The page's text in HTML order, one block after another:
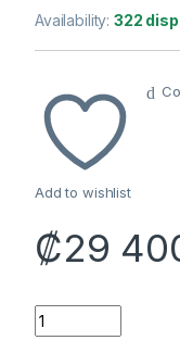
Availability:322
Add to wishlist
₡29
TECLADO Y